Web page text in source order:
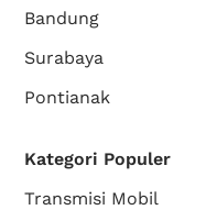
Bandung
Surabaya
Pontianak
Kategori Populer
Transmisi Mobil